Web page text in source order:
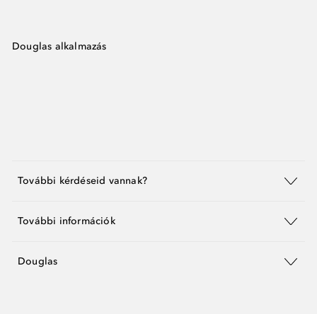
Douglas alkalmazás
További kérdéseid vannak?
További információk
Douglas